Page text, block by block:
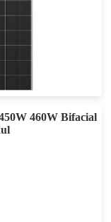
460W Bifacial